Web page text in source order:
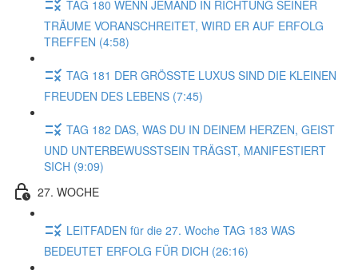
TAG 180 WENN JEMAND IN RICHTUNG SEINER
TRÄUME VORANSCHREITET, WIRD ER AUF ERFOLG
TREFFEN (4:58)
TAG 181 DER GRÖSSTE LUXUS SIND DIE KLEINEN
FREUDEN DES LEBENS (7:45)
TAG 182 DAS, WAS DU IN DEINEM HERZEN, GEIST
UND UNTERBEWUSSTSEIN TRÄGST, MANIFESTIERT
SICH (9:09)
27. WOCHE
LEITFADEN für die 27. Woche TAG 183 WAS
BEDEUTET ERFOLG FÜR DICH (26:16)